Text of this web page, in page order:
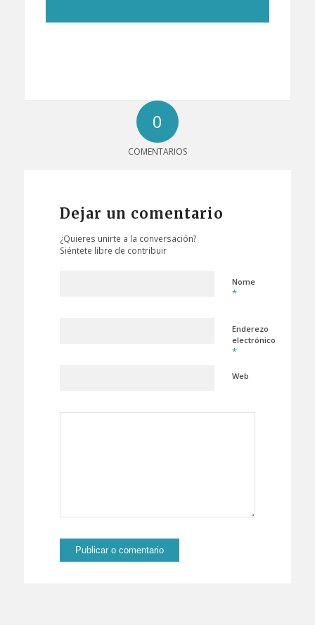
0
COMENTARIOS
Dejar un comentario
¿Quieres unirte a la conversación?
Siéntete libre de contribuir
Nome
*
Enderezo
electrónico
*
Web